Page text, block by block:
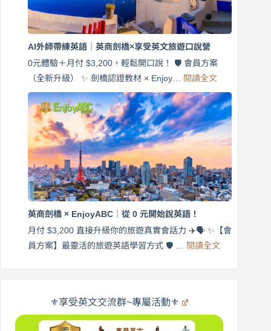
英
商
劍
口
說
營
｜
月
$3,200，
出
國
在
AI外師帶練英語｜英商劍橋×享受英文旅遊口說營
0元體驗＋月付 $3,200，輕鬆開口說！ 🛡️ 會員方案
（全新升級） ✨ 劍橋認證教材 × Enjoy… 閱讀全文:
外
師
帶
英
｜
英
商
×
受
說
英商劍橋 × EnjoyABC｜從 0 元開始說英語！
月付 $3,200 直接升級你的旅遊真實會話力 ✈️🗣️ ✨【會
員方案】最靈活的旅遊英語學習方式 🛡️ … 閱讀全文:
商
劍
｜
⚜️享受英文交流群~專屬活動⚜️